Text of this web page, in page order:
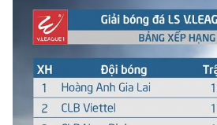
Phó Tổng Biên tập:Nguyễn Thị Mỹ
Nguyễn Trọng Ninh
Tổng đài VTV:024.38 355 931 -
Ðiện thoại Thời báo VTV:024.66 897
Email:toasoan@vtv.vn